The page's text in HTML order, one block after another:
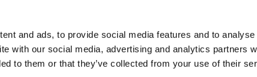
and ads, to provide social media features and to
with our social media, advertising and analytics partners
to them or that they’ve collected from your use of their
swing for birds nest
400:-